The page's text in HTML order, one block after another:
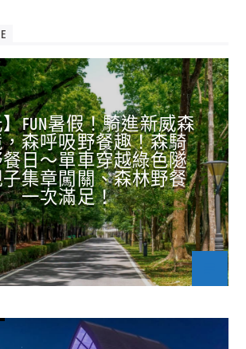
FUN暑假！騎進新威森
森呼吸野餐趣！森騎
日～單車穿越綠色隧
集章闖關、森林野餐
一次滿足！